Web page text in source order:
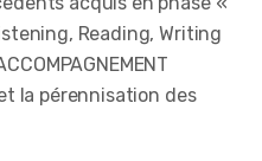
Reading, Writing
la pérennisation des